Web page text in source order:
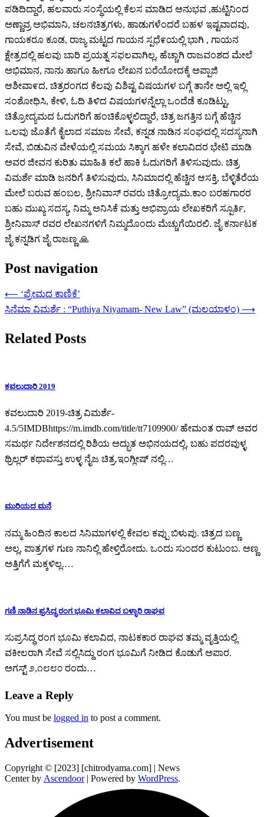
ಪಡಿದಿದ್ದಾರೆ, ಹಲವಾರು ಸಂಸ್ಥೆಯಲ್ಲಿ ಕೆಲಸ ಮಾಡಿದ ಅನುಭವ ,ಹುಟ್ಟಿನಿಂದ
ಅಣ್ಣಾವ್ರ ಅಭಿಮಾನಿ, ಚಲನಚಿತ್ರಗಳು, ಹಾಡುಗಳೆಂದರೆ ಬಹಳ ಇಷ್ಟವಾದವು,
ಗಾಯಕರೂ ಕೂಡ, ರಾಜ್ಯ ಮಟ್ಟದ ಗಾಯನ ಸ್ಪಧೆ೯ಯಲ್ಲಿ ಭಾಗಿ , ಗಾಯನ
ಕ್ಷೇತ್ರದಲ್ಲಿ ಹಲವು ಬಾರಿ ಪ್ರಯತ್ನ ಸಫಲವಾಗಿಲ್ಲ, ಹೆಚ್ಚಾಗಿ ರಾಜವಂಶದ ಮೇಲೆ
ಅಭಿಮಾನ, ನಾನು ಹಾಗೂ ಹೀಗೂ ಲೇಖನ ಬರೆಯೋದಕ್ಕೆ ಅಪ್ಪಾಜಿ
ಆಶೀವಾ೯ದ, ಚಿತ್ರರಂಗದ ಕೆಲವು ವಿಶಿಷ್ಟ ವಿಷಯಗಳ ಬಗ್ಗೆ ತಾನೇ ಅಲ್ಲಿ ಇಲ್ಲಿ
ಸಂಶೋಧಿಸಿ, ಕೇಳಿ, ಓದಿ ತಿಳಿದ ವಿಷಯಗಳನ್ನೆಲ್ಲಾ ಒಂದೆಡೆ ಕೂಡಿಟ್ಟು,
ಚಿತ್ರೋದ್ಯಮದ ಓದುಗರಿಗೆ ಹಂಚಿಕೊಳ್ಳಲಿದ್ದಾರೆ, ಚಿತ್ರ ಜಗತ್ತಿನ ಬಗ್ಗೆ ಹೆಚ್ಚಿನ
ಒಲವು ಜೊತೆಗೆ ಕೈಲಾದ ಸಮಾಜ ಸೇವೆ, ಕನ್ನಡ ನಾಡಿನ ಸಂಘದಲ್ಲಿ ಸದಸ್ಯನಾಗಿ
ಸೇವೆ, ಬಿಡುವಿನ ವೇಳೆಯಲ್ಲಿ ಸಮಯ ಸಿಕ್ಕಾಗ ಹಳೇ ಕಲಾವಿದರ ಭೇಟಿ ಮಾಡಿ
ಅವರ ಜೀವನ ಕುರಿತು ಮಾಹಿತಿ ಕಲೆ ಹಾಕಿ ಓದುಗರಿಗೆ ತಿಳಿಸುವುದು. ಚಿತ್ರ
ವಿಮರ್ಶೆ ಮಾಡಿ ಜನರಿಗೆ ತಿಳಿಸುವುದು, ಸಿನಿಮಾದಲ್ಲಿ ಹೆಚ್ಚಿನ ಆಸಕ್ತಿ, ಬೆಳ್ಳಿತೆರೆಯ
ಮೇಲೆ ಬರುವ ಹಂಬಲ, ಶ್ರೀನಿವಾಸ್ ರವರು ಚಿತ್ರೋದ್ಯಮ.ಕಾಂ ಬರಹಗಾರರ
ಬಹು ಮುಖ್ಯ ಸದಸ್ಯ, ನಿಮ್ಮ ಅನಿಸಿಕೆ ಮತ್ತು ಅಭಿಪ್ರಾಯ ಲೇಖಕರಿಗೆ ಸ್ಪೂರ್ತಿ,
ಶ್ರೀನಿವಾಸ್ ರವರ ಲೇಖನಗಳಿಗೆ ನಿಮ್ಮದೊಂದು ಮೆಚ್ಚುಗೆಯಿರಲಿ. ಜೈ ಕರ್ನಾಟಕ
ಜೈ ಕನ್ನಡಿಗ ಜೈ ರಾಜಣ್ಣ 🙏
Post navigation
⟵ ‘ಪ್ರೇಮದ ಕಾಣಿಕೆ’
ಸಿನೆಮಾ ವಿಮರ್ಶೆ : “Puthiya Niyamam- New Law” (ಮಲಯಾಳಂ) ⟶
Related Posts
ಕವಲುದಾರಿ 2019
ಕವಲುದಾರಿ 2019-ಚಿತ್ರ ವಿಮರ್ಶೆ-
4.5/5IMDBhttps://m.imdb.com/title/tt7109900/ ಹೇಮಂತ ರಾವ್ ಅವರ
ಸಮರ್ಥ ನಿರ್ದೇಶನದಲ್ಲಿ ರಿಶಿಯ ಅದ್ಭುತ ಅಭಿನಯದಲ್ಲಿ, ಬಹು ಪದರವುಳ್ಳ
ಥ್ರಿಲ್ಲರ್ ಕಥಾವಸ್ತು ಉಳ್ಳ ನೈಜ ಚಿತ್ರ.ಇಂಗ್ಲೀಷ್ ನಲ್ಲಿ…
ಮುರಿಯದ ಮನೆ
ನಮ್ಮ ಹಿಂದಿನ ಕಾಲದ ಸಿನಿಮಾಗಳಲ್ಲಿ ಕೇವಲ ಕಪ್ಪು ಬಿಳುಪು. ಚಿತ್ರದ ಬಣ್ಣ
ಅಲ್ಲ, ಪಾತ್ರಗಳ ಗುಣ ನಾನಿಲ್ಲಿ ಹೇಳ್ತಿರೋದು. ಒಂದು ಸುಂದರ ಕುಟುಂಬ. ಅಣ್ಣ
ಅತ್ತಿಗೆಗೆ ಮಕ್ಕಳಿಲ್ಲ.…
ಗಣಿ ನಾಡಿನ ಪ್ರಸಿದ್ಧ ರಂಗ ಭೂಮಿ ಕಲಾವಿದ ಬಳ್ಳಾರಿ ರಾಘವ
ಸುಪ್ರಸಿದ್ಧ ರಂಗ ಭೂಮಿ ಕಲಾವಿದ, ನಾಟಕಕಾರ ರಾಘವ ತಮ್ಮ ವೃತ್ತಿಯಲ್ಲಿ
ವಕೀಲರಾಗಿ ಸೇವೆ ಸಲ್ಲಿಸಿದ್ದು ರಂಗ ಭೂಮಿಗೆ ನೀಡಿದ ಕೊಡುಗೆ ಅಪಾರ.
ಅಗಸ್ಟ್ ೨,೧೮೮೦ ರಂದು…
Leave a Reply
You must be logged in to post a comment.
Advertisement
Copyright © [2023] [chitrodyama.com] | News
Center by Ascendoor| Powered by WordPress.